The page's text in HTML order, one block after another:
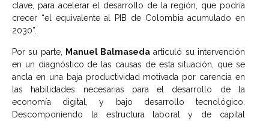
clave, para acelerar el desarrollo de la región, que podría
crecer “el equivalente al PIB de Colombia acumulado en
2030”.
Por su parte, Manuel Balmaseda articuló su intervención
en un diagnóstico de las causas de esta situación, que se
ancla en una baja productividad motivada por carencia en
las habilidades necesarias para el desarrollo de la
economía digital, y bajo desarrollo tecnológico.
Descomponiendo la estructura laboral y de capital